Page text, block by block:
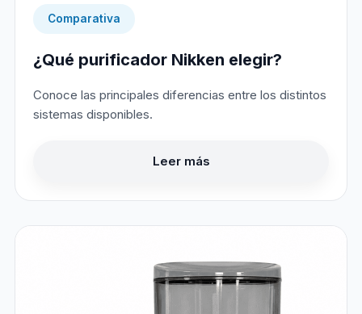
Comparativa
¿Qué purificador Nikken elegir?
Conoce las principales diferencias entre los distintos
sistemas disponibles.
Leer más